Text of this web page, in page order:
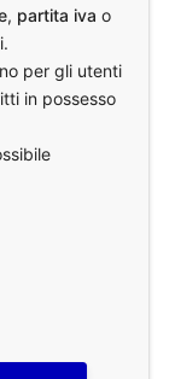
, partita iva o
per gli utenti
in possesso